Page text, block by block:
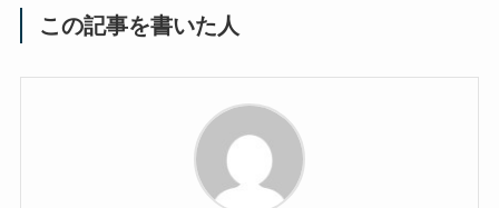
この記事を書いた人